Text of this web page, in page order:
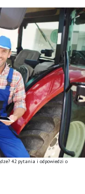
42 pytania i odpowiedzi o